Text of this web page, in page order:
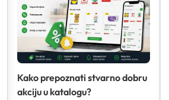
Kako prepoznati stvarno dobru
akciju u katalogu?